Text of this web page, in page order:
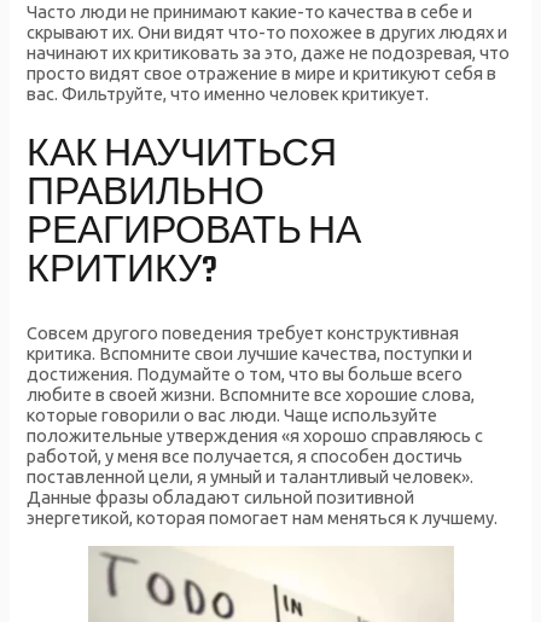
Часто люди не принимают какие-то качества в себе и
скрывают их. Они видят что-то похожее в других людях и
начинают их критиковать за это, даже не подозревая, что
просто видят свое отражение в мире и критикуют себя в
вас. Фильтруйте, что именно человек критикует.
КАК НАУЧИТЬСЯ
ПРАВИЛЬНО
РЕАГИРОВАТЬ НА
КРИТИКУ?
Совсем другого поведения требует конструктивная
критика. Вспомните свои лучшие качества, поступки и
достижения. Подумайте о том, что вы больше всего
любите в своей жизни. Вспомните все хорошие слова,
которые говорили о вас люди. Чаще используйте
положительные утверждения «я хорошо справляюсь с
работой, у меня все получается, я способен достичь
поставленной цели, я умный и талантливый человек».
Данные фразы обладают сильной позитивной
энергетикой, которая помогает нам меняться к лучшему.